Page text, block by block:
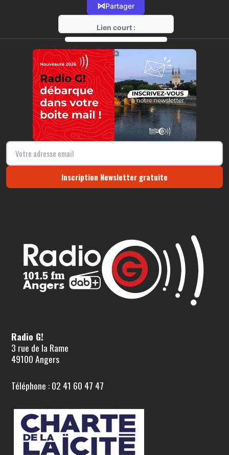
⋈Partager
Lien court :
https://radio-g.fr?15771
⧉
Inscription Newsletter gratuite
Radio G!
3 rue de la Rame
49100 Angers
Téléphone : 02 41 60 47 47